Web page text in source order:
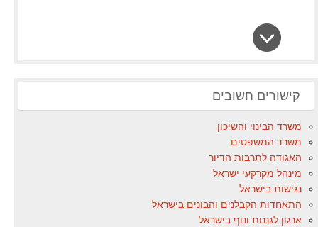
קישורים חשובים
משרד הבינוי והשיכון
משרד המשפטים
האגודה לתרבות הדיור
מינהל מקרקעי ישראל
נגישות בישראל
התאחדות הקבלנים והבונים בישראל
ארגון לגננות ונוף בישראל